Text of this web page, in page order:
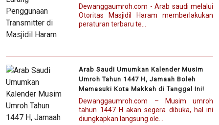
Dewanggaumroh.com - Arab saudi melalui
Otoritas Masjidil Haram memberlakukan
peraturan terbaru te...
Arab Saudi Umumkan Kalender Musim
Umroh Tahun 1447 H, Jamaah Boleh
Memasuki Kota Makkah di Tanggal Ini!
Dewanggaumroh.com – Musim umroh
tahun 1447 H akan segera dibuka, hal ini
diungkapkan langsung ole...